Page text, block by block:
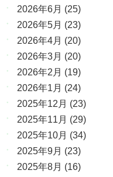
2026年6月 (25)
2026年5月 (23)
2026年4月 (20)
2026年3月 (20)
2026年2月 (19)
2026年1月 (24)
2025年12月 (23)
2025年11月 (29)
2025年10月 (34)
2025年9月 (23)
2025年8月 (16)